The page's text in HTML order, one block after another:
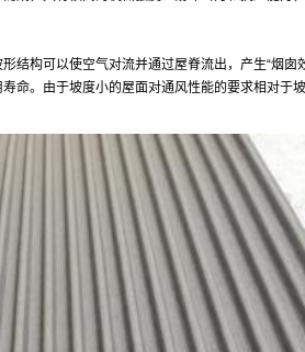
结构可以使空气对流并通过屋脊流出，产生“烟囱
命。由于坡度小的屋面对通风性能的要求相对于